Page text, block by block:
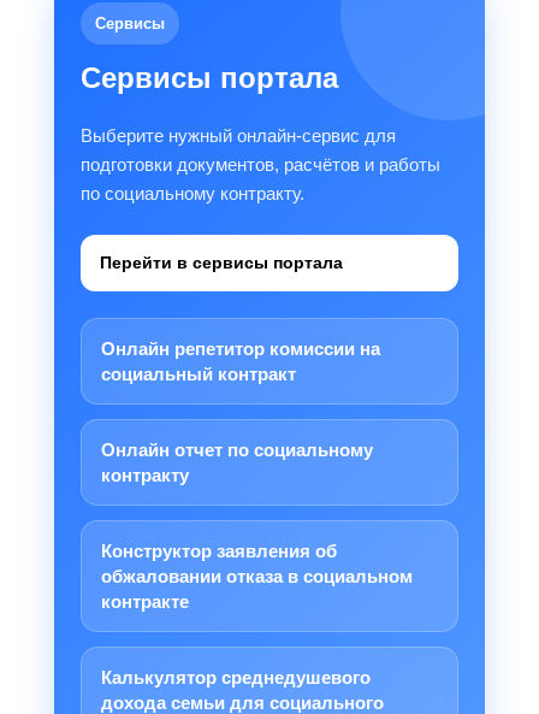
Сервисы
Сервисы портала
Выберите нужный онлайн-сервис для
подготовки документов, расчётов и работы
по социальному контракту.
Перейти в сервисы портала
Онлайн репетитор комиссии на
социальный контракт
Онлайн отчет по социальному
контракту
Конструктор заявления об
обжаловании отказа в социальном
контракте
Калькулятор среднедушевого
дохода семьи для социального